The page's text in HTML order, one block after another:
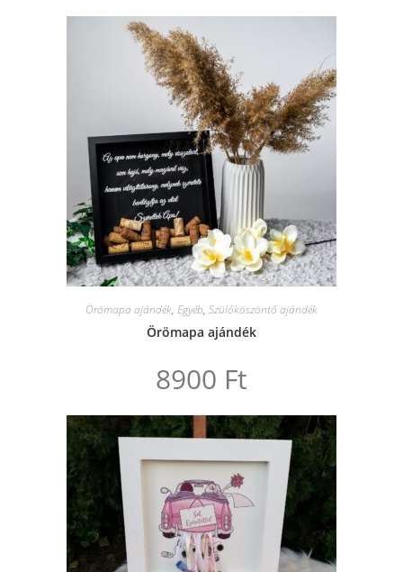
Örömapa ajándék, Egyéb, Szülőköszöntő ajándék
Örömapa ajándék
8900 Ft